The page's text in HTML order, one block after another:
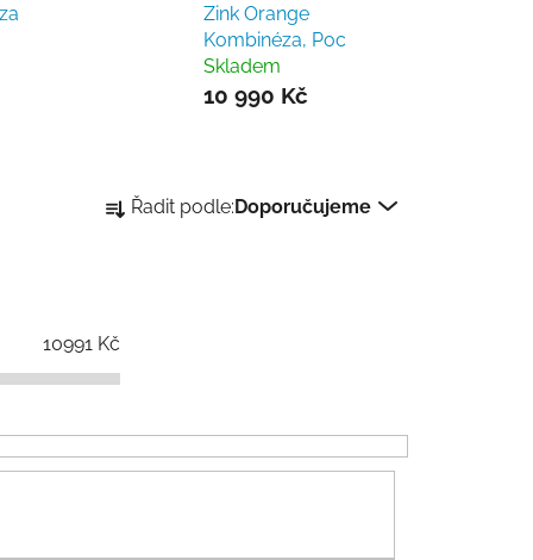
Zink Orange
Kombinéza, Poc
Skladem
10 990 Kč
a
í
p
o
d
Řadit podle:Doporučujeme
10991 Kč